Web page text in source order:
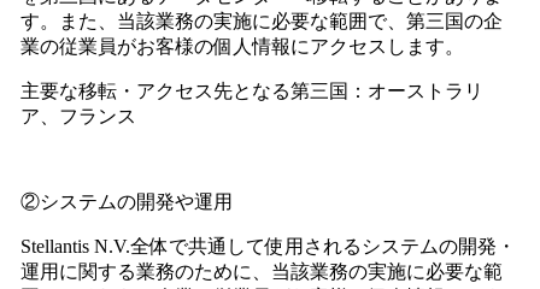
す。また、当該業務の実施に必要な範囲で、第三国の企
業の従業員がお客様の個人情報にアクセスします。
主要な移転・アクセス先となる第三国：オーストラリ
ア、フランス
②システムの開発や運用
Stellantis N.V.全体で共通して使用されるシステムの開発・
運用に関する業務のために、当該業務の実施に必要な範